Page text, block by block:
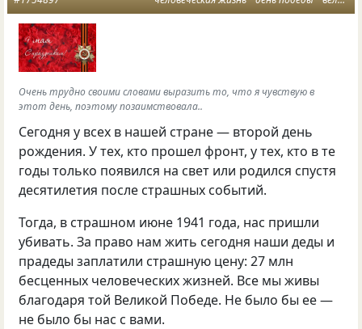
Очень трудно своими словами выразить то, что я чувствую в
этот день, поэтому позаимствовала..
Сегодня у всех в нашей стране — второй день
рождения. У тех, кто прошел фронт, у тех, кто в те
годы только появился на свет или родился спустя
десятилетия после страшных событий.
Тогда, в страшном июне 1941 года, нас пришли
убивать. За право нам жить сегодня наши деды и
прадеды заплатили страшную цену: 27 млн
бесценных человеческих жизней. Все мы живы
благодаря той Великой Победе. Не было бы ее —
не было бы нас с вами.